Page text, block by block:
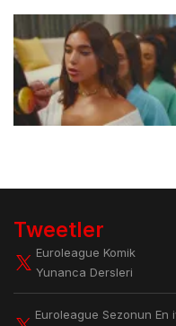
Tweetler
Euroleague Komik
Yunanca Dersleri
Euroleague Sezonun En